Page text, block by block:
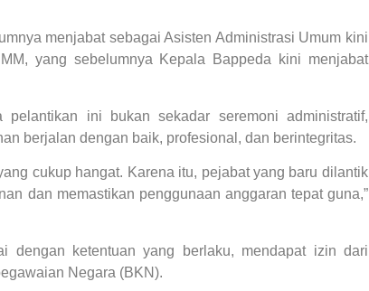
menjabat sebagai Asisten Administrasi Umum kini
yang sebelumnya Kepala Bappeda kini menjabat
pelantikan ini bukan sekadar seremoni administratif,
berjalan dengan baik, profesional, dan berintegritas.
cukup hangat. Karena itu, pejabat yang baru dilantik
dan memastikan penggunaan anggaran tepat guna,”
dengan ketentuan yang berlaku, mendapat izin dari
Negara (BKN).